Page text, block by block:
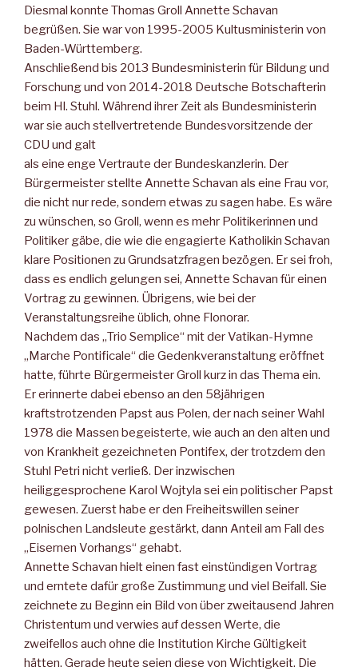
Diesmal konnte Thomas Groll Annette Schavan
begrüßen. Sie war von 1995-2005 Kultusministerin von
Baden-Württemberg.
Anschließend bis 2013 Bundesministerin für Bildung und
Forschung und von 2014-2018 Deutsche Botschafterin
beim Hl. Stuhl. Während ihrer Zeit als Bundesministerin
war sie auch stellvertretende Bundesvorsitzende der
CDU und galt
als eine enge Vertraute der Bundeskanzlerin. Der
Bürgermeister stellte Annette Schavan als eine Frau vor,
die nicht nur rede, sondern etwas zu sagen habe. Es wäre
zu wünschen, so Groll, wenn es mehr Politikerinnen und
Politiker gäbe, die wie die engagierte Katholikin Schavan
klare Positionen zu Grundsatzfragen bezögen. Er sei froh,
dass es endlich gelungen sei, Annette Schavan für einen
Vortrag zu gewinnen. Übrigens, wie bei der
Veranstaltungsreihe üblich, ohne Flonorar.
Nachdem das „Trio Semplice“ mit der Vatikan-Hymne
„Marche Pontificale“ die Gedenkveranstaltung eröffnet
hatte, führte Bürgermeister Groll kurz in das Thema ein.
Er erinnerte dabei ebenso an den 58jährigen
kraftstrotzenden Papst aus Polen, der nach seiner Wahl
1978 die Massen begeisterte, wie auch an den alten und
von Krankheit gezeichneten Pontifex, der trotzdem den
Stuhl Petri nicht verließ. Der inzwischen
heiliggesprochene Karol Wojtyla sei ein politischer Papst
gewesen. Zuerst habe er den Freiheitswillen seiner
polnischen Landsleute gestärkt, dann Anteil am Fall des
„Eisernen Vorhangs“ gehabt.
Annette Schavan hielt einen fast einstündigen Vortrag
und erntete dafür große Zustimmung und viel Beifall. Sie
zeichnete zu Beginn ein Bild von über zweitausend Jahren
Christentum und verwies auf dessen Werte, die
zweifellos auch ohne die Institution Kirche Gültigkeit
hätten. Gerade heute seien diese von Wichtigkeit. Die